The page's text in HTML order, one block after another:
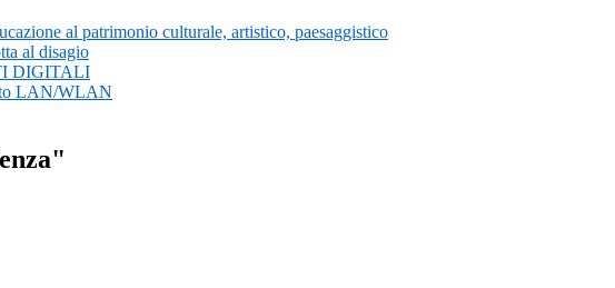
al patrimonio culturale, artistico, paesaggistico
al disagio
DIGITALI
LAN/WLAN